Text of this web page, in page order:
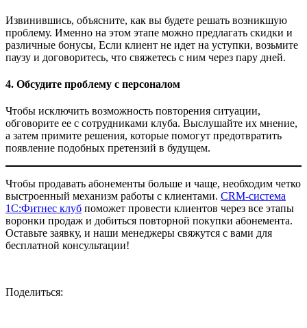
Извинившись, объясните, как вы будете решать возникшую
проблему. Именно на этом этапе можно предлагать скидки и
различные бонусы, Если клиент не идет на уступки, возьмите
паузу и договоритесь, что свяжетесь с ним через пару дней.
4. Обсудите проблему с персоналом
Чтобы исключить возможность повторения ситуации,
обговорите ее с сотрудниками клуба. Выслушайте их мнение,
а затем примите решения, которые помогут предотвратить
появление подобных претензий в будущем.
Чтобы продавать абонементы больше и чаще, необходим четко
выстроенный механизм работы с клиентами. CRM-система
1С:Фитнес клуб поможет провести клиентов через все этапы
воронки продаж и добиться повторной покупки абонемента.
Оставьте заявку, и наши менеджеры свяжутся с вами для
бесплатной консультации!
Поделиться: